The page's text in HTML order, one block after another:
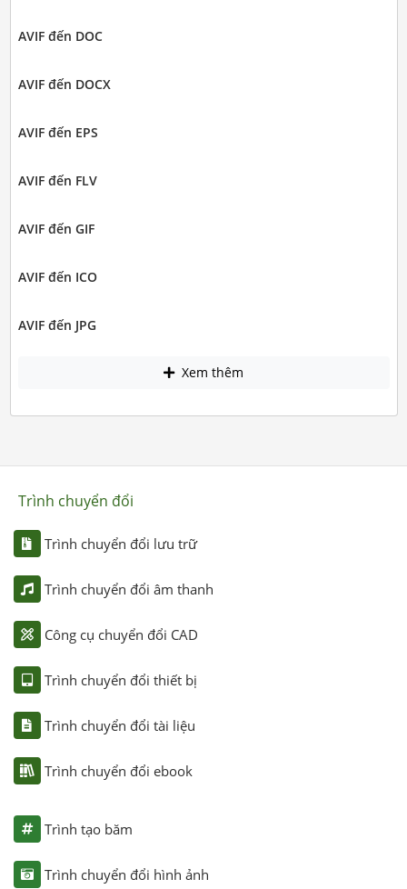
AVIF đến DOC
AVIF đến DOCX
AVIF đến EPS
AVIF đến FLV
AVIF đến GIF
AVIF đến ICO
AVIF đến JPG
Xem thêm
Trình chuyển đổi
Trình chuyển đổi lưu trữ
Trình chuyển đổi âm thanh
Công cụ chuyển đổi CAD
Trình chuyển đổi thiết bị
Trình chuyển đổi tài liệu
Trình chuyển đổi ebook
Trình tạo băm
Trình chuyển đổi hình ảnh